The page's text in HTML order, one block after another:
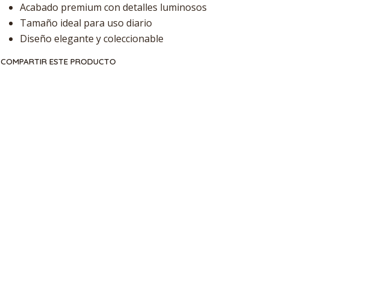
Acabado premium con detalles luminosos
Tamaño ideal para uso diario
Diseño elegante y coleccionable
COMPARTIR ESTE PRODUCTO